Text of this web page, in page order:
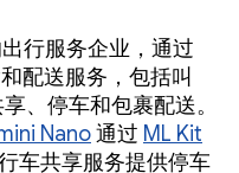
行服务企业，通过
配送服务，包括叫
、停车和包裹配送。
Nano通过 ML Kit
车共享服务提供停车